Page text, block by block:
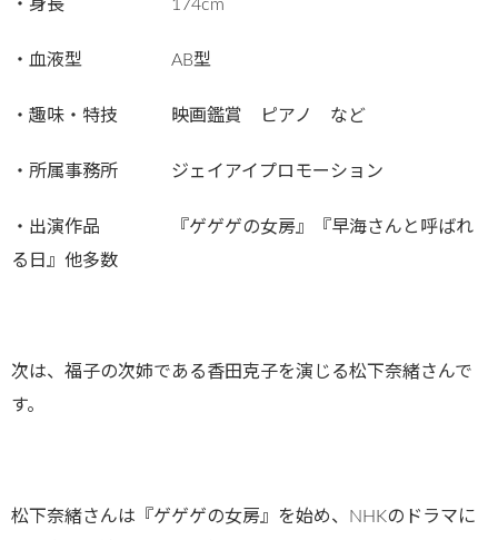
・身長 174cm
・血液型 AB型
・趣味・特技 映画鑑賞 ピアノ など
・所属事務所 ジェイアイプロモーション
・出演作品 『ゲゲゲの女房』『早海さんと呼ばれ
る日』他多数
次は、福子の次姉である香田克子を演じる松下奈緒さんで
す。
松下奈緒さんは『ゲゲゲの女房』を始め、NHKのドラマに